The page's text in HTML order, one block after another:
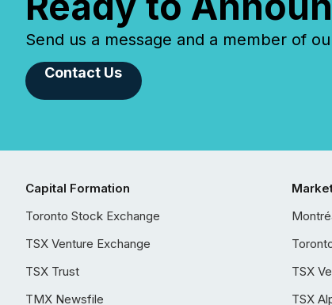
Send us a message and a member of
Contact Us
Capital Formation
Toronto Stock Exchange
TSX Venture Exchange
TSX Trust
TMX Newsfile
TSX
TSX